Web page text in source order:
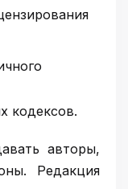
кодексов.
авторы,
Редакция